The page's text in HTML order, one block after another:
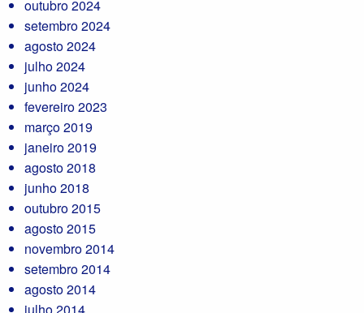
outubro 2024
setembro 2024
agosto 2024
julho 2024
junho 2024
fevereiro 2023
março 2019
janeiro 2019
agosto 2018
junho 2018
outubro 2015
agosto 2015
novembro 2014
setembro 2014
agosto 2014